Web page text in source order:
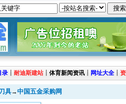
录 ┊ 耐迪斯建站 ┊ 体育新闻资讯 ┊ 网址大全 ┊
具→中国五金采购网